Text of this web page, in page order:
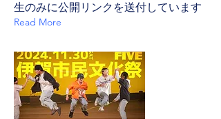
生のみに公開リンクを送付しています
Read More